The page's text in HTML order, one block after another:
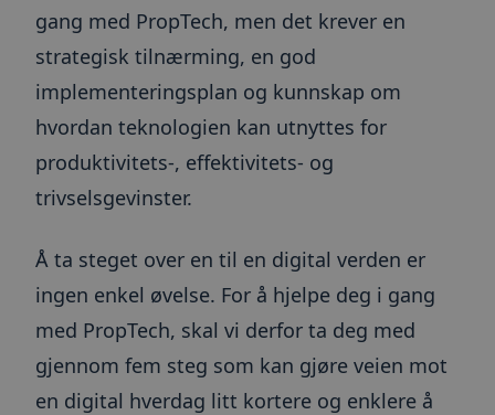
gang med PropTech, men det krever en
strategisk tilnærming, en god
implementeringsplan og kunnskap om
hvordan teknologien kan utnyttes for
produktivitets-, effektivitets- og
trivselsgevinster.
Å ta steget over en til en digital verden er
ingen enkel øvelse. For å hjelpe deg i gang
med PropTech, skal vi derfor ta deg med
gjennom fem steg som kan gjøre veien mot
en digital hverdag litt kortere og enklere å